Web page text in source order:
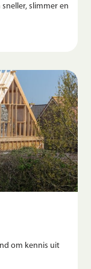
slimmer en
om kennis uit